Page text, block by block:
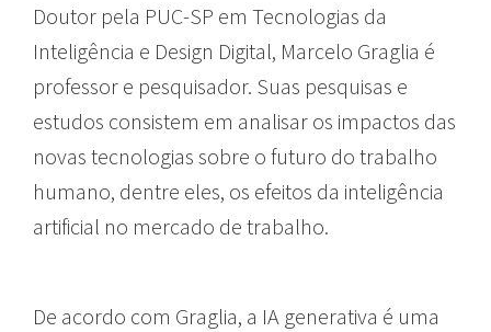
Doutor pela PUC-SP em Tecnologias da
Inteligência e Design Digital, Marcelo Graglia é
professor e pesquisador. Suas pesquisas e
estudos consistem em analisar os impactos das
novas tecnologias sobre o futuro do trabalho
humano, dentre eles, os efeitos da inteligência
artificial no mercado de trabalho.
De acordo com Graglia, a IA generativa é uma